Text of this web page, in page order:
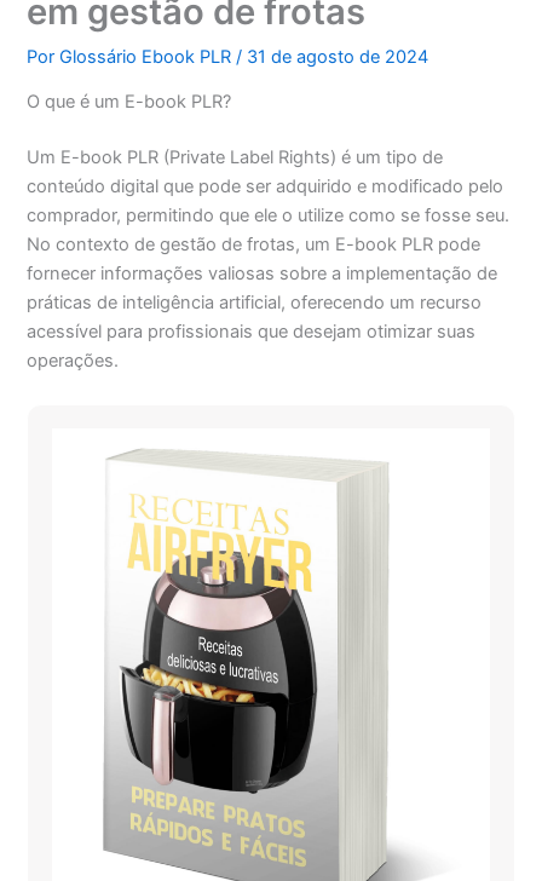
em gestão de frotas
PorGlossário Ebook PLR/ 31 de agosto de 2024
O que é um E-book PLR?
Um E-book PLR (Private Label Rights) é um tipo de
conteúdo digital que pode ser adquirido e modificado pelo
comprador, permitindo que ele o utilize como se fosse seu.
No contexto de gestão de frotas, um E-book PLR pode
fornecer informações valiosas sobre a implementação de
práticas de inteligência artificial, oferecendo um recurso
acessível para profissionais que desejam otimizar suas
operações.